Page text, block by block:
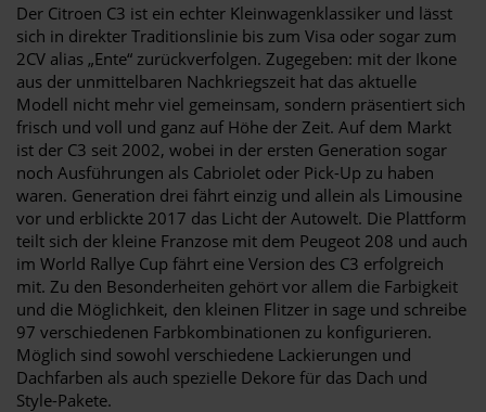
Der Citroen C3 ist ein echter Kleinwagenklassiker und lässt
sich in direkter Traditionslinie bis zum Visa oder sogar zum
2CV alias „Ente“ zurückverfolgen. Zugegeben: mit der Ikone
aus der unmittelbaren Nachkriegszeit hat das aktuelle
Modell nicht mehr viel gemeinsam, sondern präsentiert sich
frisch und voll und ganz auf Höhe der Zeit. Auf dem Markt
ist der C3 seit 2002, wobei in der ersten Generation sogar
noch Ausführungen als Cabriolet oder Pick-Up zu haben
waren. Generation drei fährt einzig und allein als Limousine
vor und erblickte 2017 das Licht der Autowelt. Die Plattform
teilt sich der kleine Franzose mit dem Peugeot 208 und auch
im World Rallye Cup fährt eine Version des C3 erfolgreich
mit. Zu den Besonderheiten gehört vor allem die Farbigkeit
und die Möglichkeit, den kleinen Flitzer in sage und schreibe
97 verschiedenen Farbkombinationen zu konfigurieren.
Möglich sind sowohl verschiedene Lackierungen und
Dachfarben als auch spezielle Dekore für das Dach und
Style-Pakete.